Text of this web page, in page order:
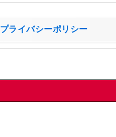
プライバシーポリシー